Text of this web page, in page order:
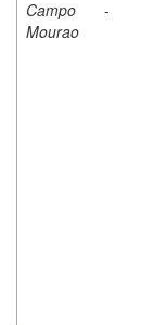
Campo
Mourao
-